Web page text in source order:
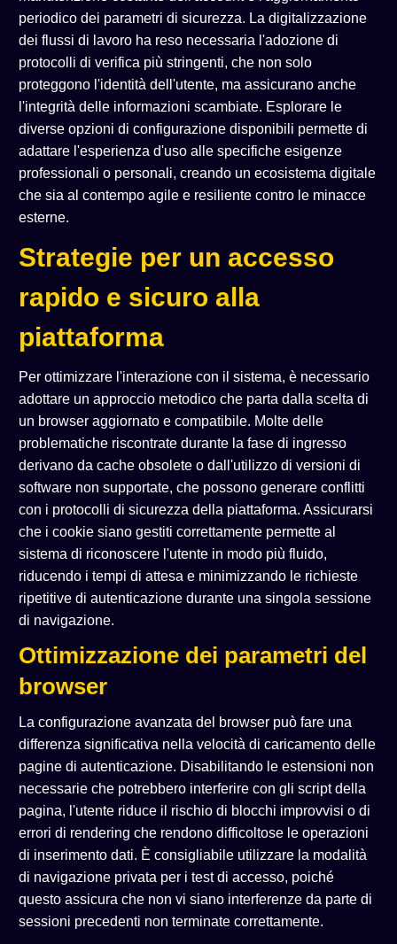
periodico dei parametri di sicurezza. La digitalizzazione
dei flussi di lavoro ha reso necessaria l'adozione di
protocolli di verifica più stringenti, che non solo
proteggono l'identità dell'utente, ma assicurano anche
l'integrità delle informazioni scambiate. Esplorare le
diverse opzioni di configurazione disponibili permette di
adattare l'esperienza d'uso alle specifiche esigenze
professionali o personali, creando un ecosistema digitale
che sia al contempo agile e resiliente contro le minacce
esterne.
Strategie per un accesso
rapido e sicuro alla
piattaforma
Per ottimizzare l'interazione con il sistema, è necessario
adottare un approccio metodico che parta dalla scelta di
un browser aggiornato e compatibile. Molte delle
problematiche riscontrate durante la fase di ingresso
derivano da cache obsolete o dall'utilizzo di versioni di
software non supportate, che possono generare conflitti
con i protocolli di sicurezza della piattaforma. Assicurarsi
che i cookie siano gestiti correttamente permette al
sistema di riconoscere l'utente in modo più fluido,
riducendo i tempi di attesa e minimizzando le richieste
ripetitive di autenticazione durante una singola sessione
di navigazione.
Ottimizzazione dei parametri del
browser
La configurazione avanzata del browser può fare una
differenza significativa nella velocità di caricamento delle
pagine di autenticazione. Disabilitando le estensioni non
necessarie che potrebbero interferire con gli script della
pagina, l'utente riduce il rischio di blocchi improvvisi o di
errori di rendering che rendono difficoltose le operazioni
di inserimento dati. È consigliabile utilizzare la modalità
di navigazione privata per i test di accesso, poiché
questo assicura che non vi siano interferenze da parte di
sessioni precedenti non terminate correttamente.